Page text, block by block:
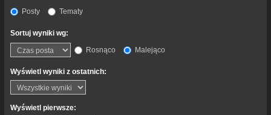
Posty
Tematy
Sortuj wyniki wg:
Rosnąco
Malejąco
Wyświetl wyniki z ostatnich:
Wyświetl pierwsze: